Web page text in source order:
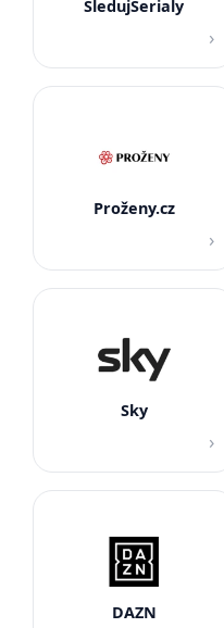
SledujSerialy
›
Proženy.cz
›
Sky
›
DAZN